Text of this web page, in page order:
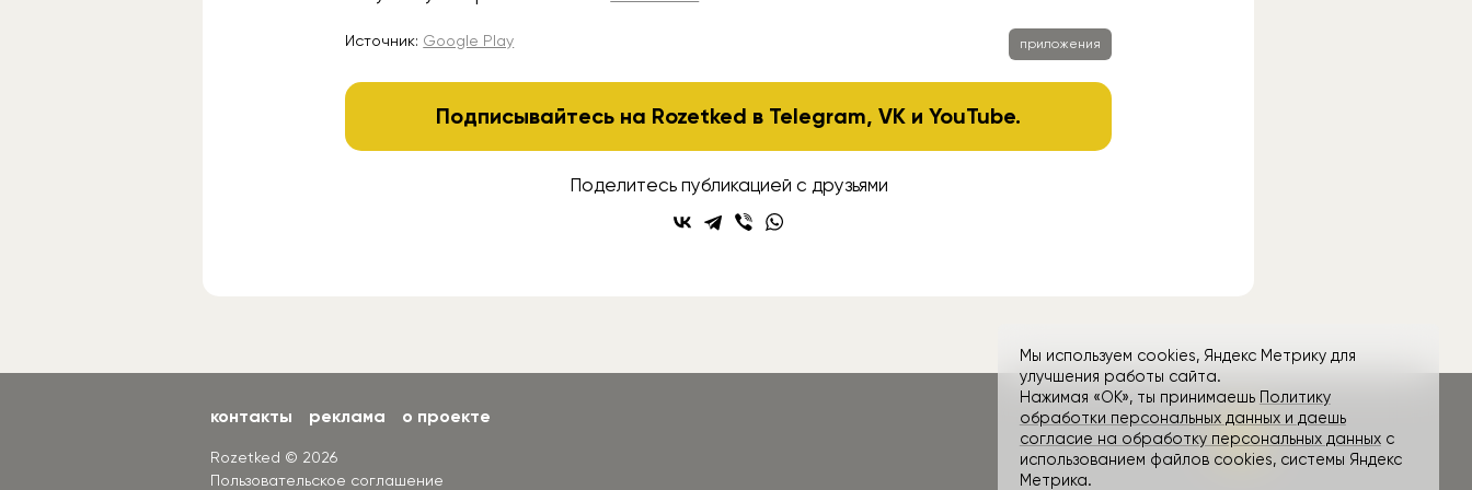
Источник: Google Play приложения
Подписывайтесь на Rozetked в Telegram,VK иYouTube.
Поделитесь публикацией с друзьями
контакты реклама о проекте
Rozetked © 2026
Пользовательское соглашение
Мы используем cookies, Яндекс Метрику для
улучшения работы сайта.
Нажимая «ОК», ты принимаешь Политику
обработки персональных данных и даешь
согласие на обработку персональных данныхс
использованием файлов cookies, системы Яндекс
Метрика.